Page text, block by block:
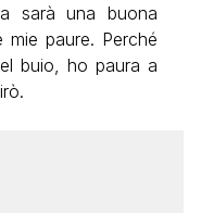
sarà una buona
paure. Perché
buio, ho paura a